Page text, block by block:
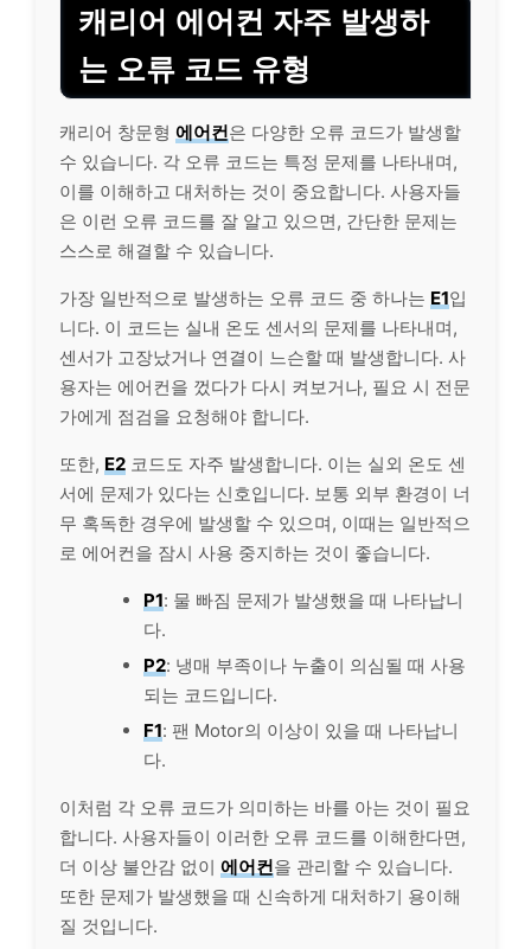
캐리어 에어컨 자주 발생하
는 오류 코드 유형
캐리어 창문형 에어컨은 다양한 오류 코드가 발생할
수 있습니다. 각 오류 코드는 특정 문제를 나타내며,
이를 이해하고 대처하는 것이 중요합니다. 사용자들
은 이런 오류 코드를 잘 알고 있으면, 간단한 문제는
스스로 해결할 수 있습니다.
가장 일반적으로 발생하는 오류 코드 중 하나는 E1입
니다. 이 코드는 실내 온도 센서의 문제를 나타내며,
센서가 고장났거나 연결이 느슨할 때 발생합니다. 사
용자는 에어컨을 껐다가 다시 켜보거나, 필요 시 전문
가에게 점검을 요청해야 합니다.
또한, E2 코드도 자주 발생합니다. 이는 실외 온도 센
서에 문제가 있다는 신호입니다. 보통 외부 환경이 너
무 혹독한 경우에 발생할 수 있으며, 이때는 일반적으
로 에어컨을 잠시 사용 중지하는 것이 좋습니다.
P1: 물 빠짐 문제가 발생했을 때 나타납니
다.
P2: 냉매 부족이나 누출이 의심될 때 사용
되는 코드입니다.
F1: 팬 Motor의 이상이 있을 때 나타납니
다.
이처럼 각 오류 코드가 의미하는 바를 아는 것이 필요
합니다. 사용자들이 이러한 오류 코드를 이해한다면,
더 이상 불안감 없이 에어컨을 관리할 수 있습니다.
또한 문제가 발생했을 때 신속하게 대처하기 용이해
질 것입니다.